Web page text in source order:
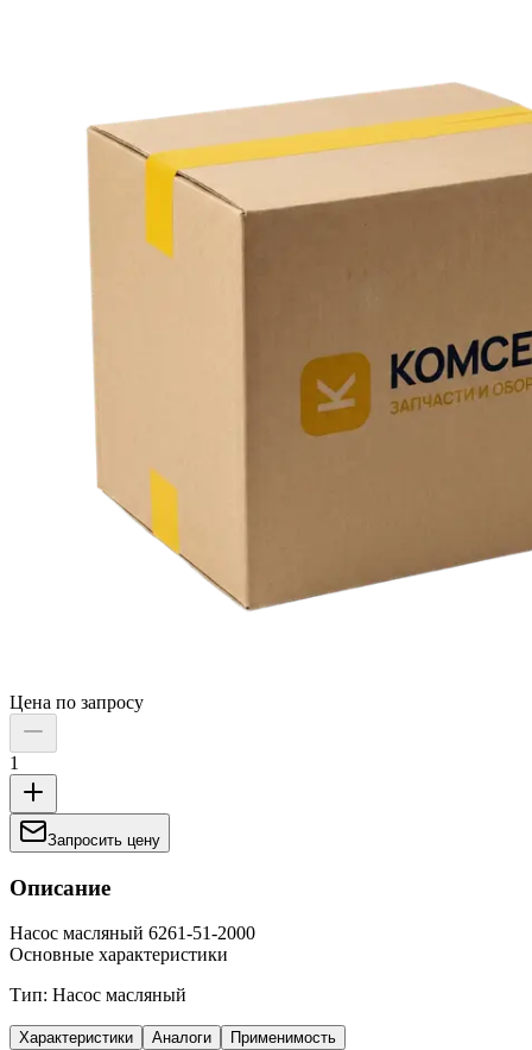
Цена по запросу
1
Запросить цену
Описание
Насос масляный 6261-51-2000
Основные характеристики
Тип: Насос масляный
Характеристики Аналоги Применимость